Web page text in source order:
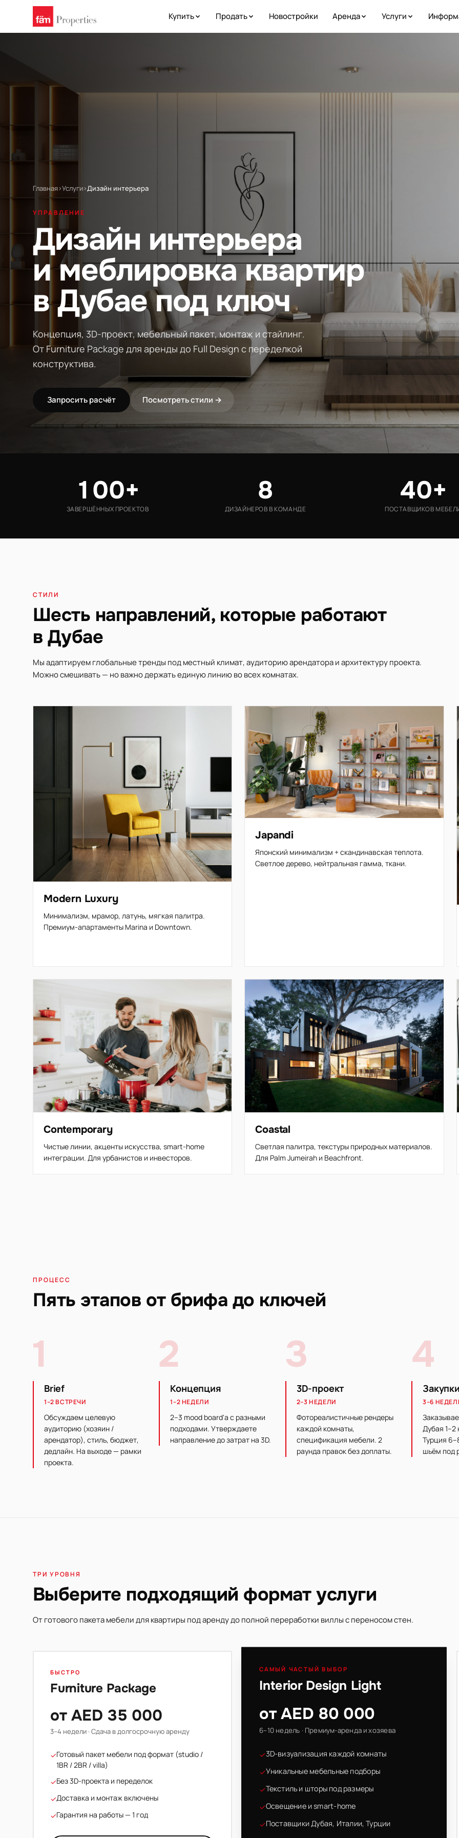
Купить Продать Новостройки Аренда Услуги
Главная›Услуги›Дизайн интерьера
УПРАВЛЕНИЕ
Дизайн интерьера
и меблировка квартир
в Дубае под ключ
Концепция, 3D-проект, мебельный пакет, монтаж и стайлинг.
От Furniture Package для аренды до Full Design с переделкой
конструктива.
Запросить расчёт Посмотреть стили →
100+
ЗАВЕРШЁННЫХ ПРОЕКТОВ
8
ДИЗАЙНЕРОВ В КОМАНДЕ
40+
ПОСТАВЩИКОВ
СТИЛИ
Шесть направлений, которые работают
в Дубае
Мы адаптируем глобальные тренды под местный климат, аудиторию арендатора и архитектуру проекта.
Можно смешивать — но важно держать единую линию во всех комнатах.
Modern Luxury
Минимализм, мрамор, латунь, мягкая палитра.
Премиум-апартаменты Marina и Downtown.
Japandi
Японский минимализм + скандинавская теплота.
Светлое дерево, нейтральная гамма, ткани.
Contemporary
Чистые линии, акценты искусства, smart-home
интеграции. Для урбанистов и инвесторов.
Coastal
Светлая палитра, текстуры природных материалов.
Для Palm Jumeirah и Beachfront.
ПРОЦЕСС
Пять этапов от брифа до ключей
1
Brief
1–2 ВСТРЕЧИ
Обсуждаем целевую
аудиторию (хозяин /
арендатор), стиль, бюджет,
дедлайн. На выходе — рамки
проекта.
2
Концепция
1–2 НЕДЕЛИ
2–3 mood board'а с разными
подходами. Утверждаете
направление до затрат на 3D.
3
3D-проект
2–3 НЕДЕЛИ
Фотореалистичные рендеры
каждой комнаты,
спецификация мебели. 2
раунда правок без доплаты.
4
Закупки
3–6
Дубая
Турция
шьём под
ТРИ УРОВНЯ
Выберите подходящий формат услуги
От готового пакета мебели для квартиры под аренду до полной переработки виллы с переносом стен.
БЫСТРО
Furniture Package
от AED 35 000
3–4 недели · Сдача в долгосрочную аренду
✓Готовый пакет мебели под формат (studio /
1BR / 2BR / villa)
✓Без 3D-проекта и переделок
✓Доставка и монтаж включены
✓Гарантия на работы — 1 год
САМЫЙ ЧАСТЫЙ ВЫБОР
Interior Design Light
от AED 80 000
6–10 недель · Премиум-аренда и хозяева
✓3D-визуализация каждой комнаты
✓Уникальные мебельные подборы
✓Текстиль и шторы под размеры
✓Освещение и smart-home
✓Поставщики Дубая, Италии, Турции